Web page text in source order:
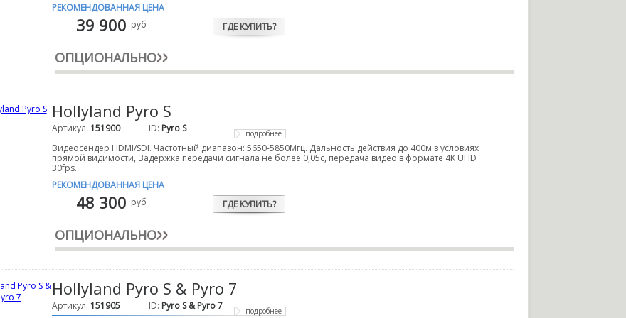
РЕКОМЕНДОВАННАЯ ЦЕНА
39 900 руб ГДЕ КУПИТЬ?
ОПЦИОНАЛЬНО
Hollyland Pyro S
Артикул: 151900 ID: Pyro S подробнее
Видеосендер HDMI/SDI. Частотный диапазон: 5650-5850Мгц. Дальность действия до 400м в условиях
прямой видимости, Задержка передачи сигнала не более 0,05с, передача видео в формате 4K UHD
30fps.
РЕКОМЕНДОВАННАЯ ЦЕНА
48 300 руб ГДЕ КУПИТЬ?
ОПЦИОНАЛЬНО
Hollyland Pyro S & Pyro 7
Артикул: 151905 ID: Pyro S & Pyro 7 подробнее